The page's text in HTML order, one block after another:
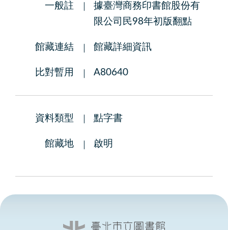
一般註
據臺灣商務印書館股份有
限公司民98年初版翻點
館藏連結 館藏詳細資訊
比對暫用 A80640
資料類型 點字書
館藏地 啟明